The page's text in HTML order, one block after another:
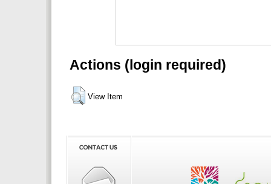
Actions (login required)
View Item